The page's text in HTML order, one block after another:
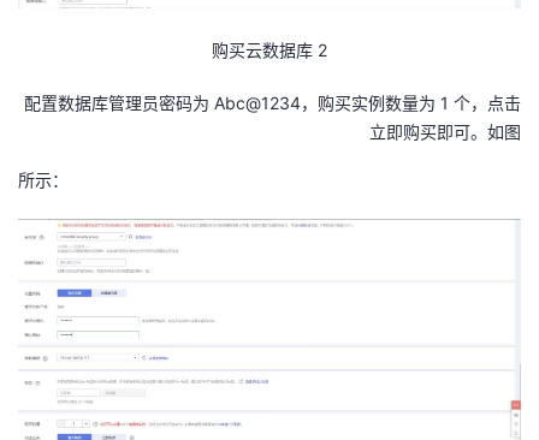
购买云数据库 2
配置数据库管理员密码为 Abc@1234，购买实例数量为 1 个，点击
立即购买即可。如图
所示：